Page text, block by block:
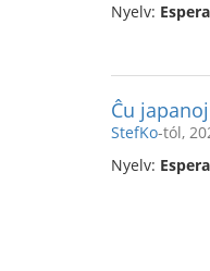
Nyelv:
Ĉu
StefKo-tól,
Nyelv: